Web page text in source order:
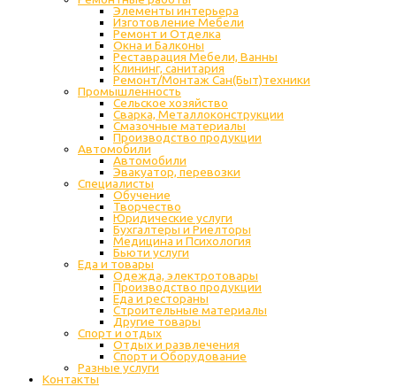
Элементы интерьера
Изготовление Мебели
Ремонт и Отделка
Окна и Балконы
Реставрация Мебели, Ванны
Клининг, санитария
Ремонт/Монтаж Сан(Быт)техники
Промышленность
Cельское хозяйство
Сварка, Металлоконструкции
Cмазочные материалы
Производство продукции
Автомобили
Автомобили
Эвакуатор, перевозки
Специалисты
Обучение
Творчество
Юридические услуги
Бухгалтеры и Риелторы
Медицина и Психология
Бьюти услуги
Еда и товары
Одежда, электротовары
Производство продукции
Еда и рестораны
Строительные материалы
Другие товары
Спорт и отдых
Отдых и развлечения
Спорт и Оборудование
Разные услуги
Контакты